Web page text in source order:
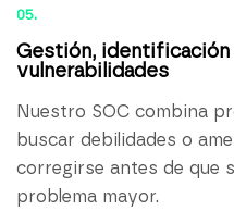
05.
Gestión,
vulnerabilidades
Nuestro SOC combina
buscar debilidades o
corregirse antes de que
problema mayor.